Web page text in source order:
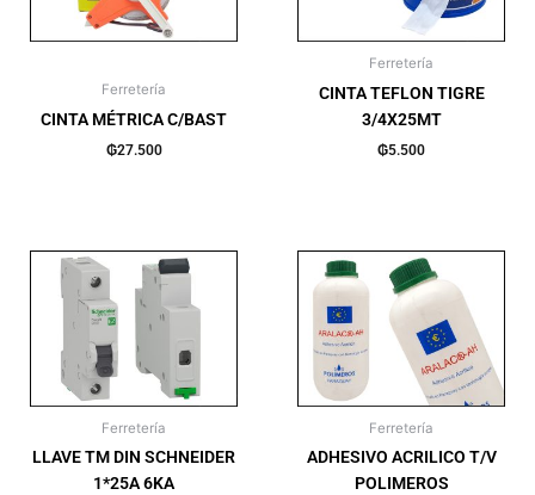
Ferretería
CINTA MÉTRICA C/BAST
₲27.500
Ferretería
CINTA TEFLON TIGRE
3/4X25MT
₲5.500
Ferretería
LLAVE TM DIN SCHNEIDER
1*25A 6KA
Ferretería
ADHESIVO ACRILICO T/V
POLIMEROS